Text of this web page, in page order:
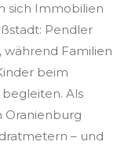
sich Immobilien
Pendler
während Familien
beim
Als
Oranienburg
– und